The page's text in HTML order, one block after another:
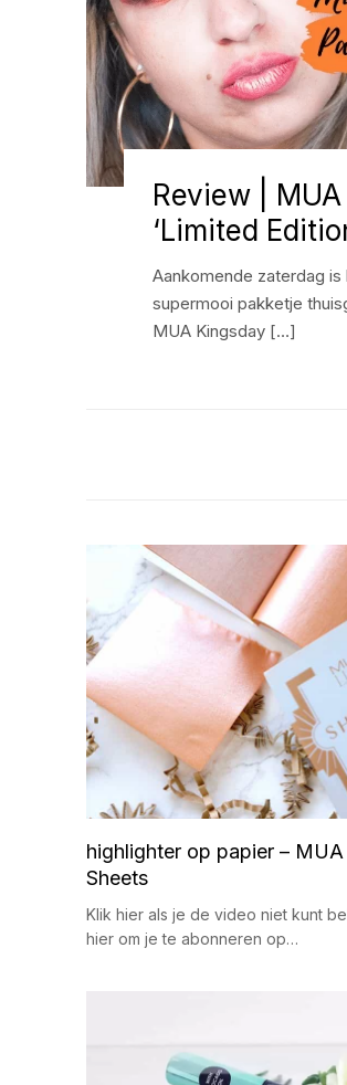
Review |
‘Limited
Aankomende zaterdag
supermooi pakketje
MUA Kingsday […]
highlighter op papier –
Sheets
Klik hier als je de video niet kunt
hier om je te abonneren op…